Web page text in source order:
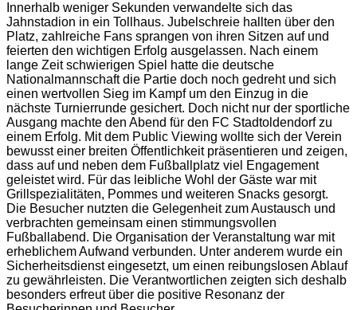
Innerhalb weniger Sekunden verwandelte sich das
Jahnstadion in ein Tollhaus. Jubelschreie hallten über den
Platz, zahlreiche Fans sprangen von ihren Sitzen auf und
feierten den wichtigen Erfolg ausgelassen. Nach einem
lange Zeit schwierigen Spiel hatte die deutsche
Nationalmannschaft die Partie doch noch gedreht und sich
einen wertvollen Sieg im Kampf um den Einzug in die
nächste Turnierrunde gesichert. Doch nicht nur der sportliche
Ausgang machte den Abend für den FC Stadtoldendorf zu
einem Erfolg. Mit dem Public Viewing wollte sich der Verein
bewusst einer breiten Öffentlichkeit präsentieren und zeigen,
dass auf und neben dem Fußballplatz viel Engagement
geleistet wird. Für das leibliche Wohl der Gäste war mit
Grillspezialitäten, Pommes und weiteren Snacks gesorgt.
Die Besucher nutzten die Gelegenheit zum Austausch und
verbrachten gemeinsam einen stimmungsvollen
Fußballabend. Die Organisation der Veranstaltung war mit
erheblichem Aufwand verbunden. Unter anderem wurde ein
Sicherheitsdienst eingesetzt, um einen reibungslosen Ablauf
zu gewährleisten. Die Verantwortlichen zeigten sich deshalb
besonders erfreut über die positive Resonanz der